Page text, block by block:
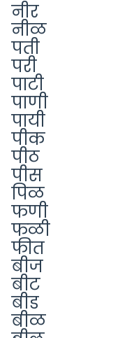
नीर
नीळ
पती
परी
पाटी
पाणी
पायी
पीक
पीठ
पीस
पिळ
फणी
फळी
फीत
बीज
बीट
बीड
बीळ